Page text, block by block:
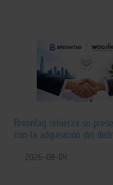
Brenntag refuerza su
con la adquisición del
2026-08-04